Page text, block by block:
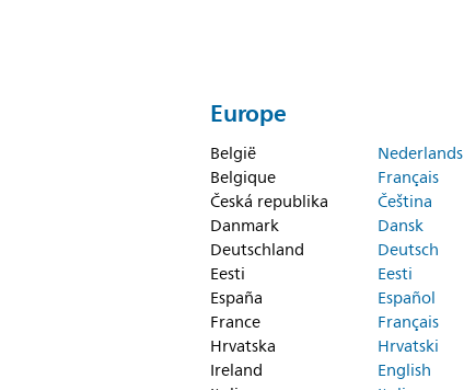
Europe
België
Nederlands
Belgique
Français
Česká republika
Čeština
Danmark
Dansk
Deutschland
Deutsch
Eesti
Eesti
España
Español
France
Français
Hrvatska
Hrvatski
Ireland
English